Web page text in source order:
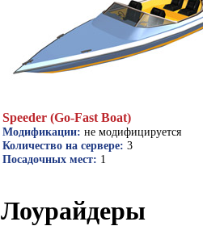
Speeder (Go-Fast Boat)
Модификации: не модифицируется
Количество на сервере: 3
Посадочных мест: 1
Лоурайдеры